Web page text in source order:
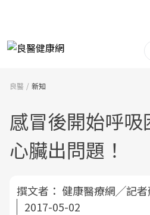
良醫 新知
感冒後開始呼
心臟出問題！
撰文者： 健康醫療網╱記者
2017-05-02